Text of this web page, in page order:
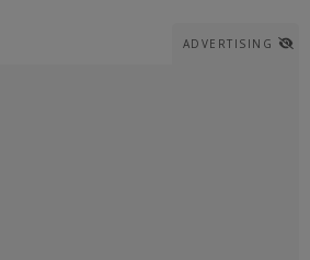
ADVERTISING